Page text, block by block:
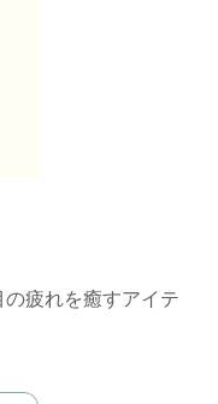
疲れを癒すアイテ